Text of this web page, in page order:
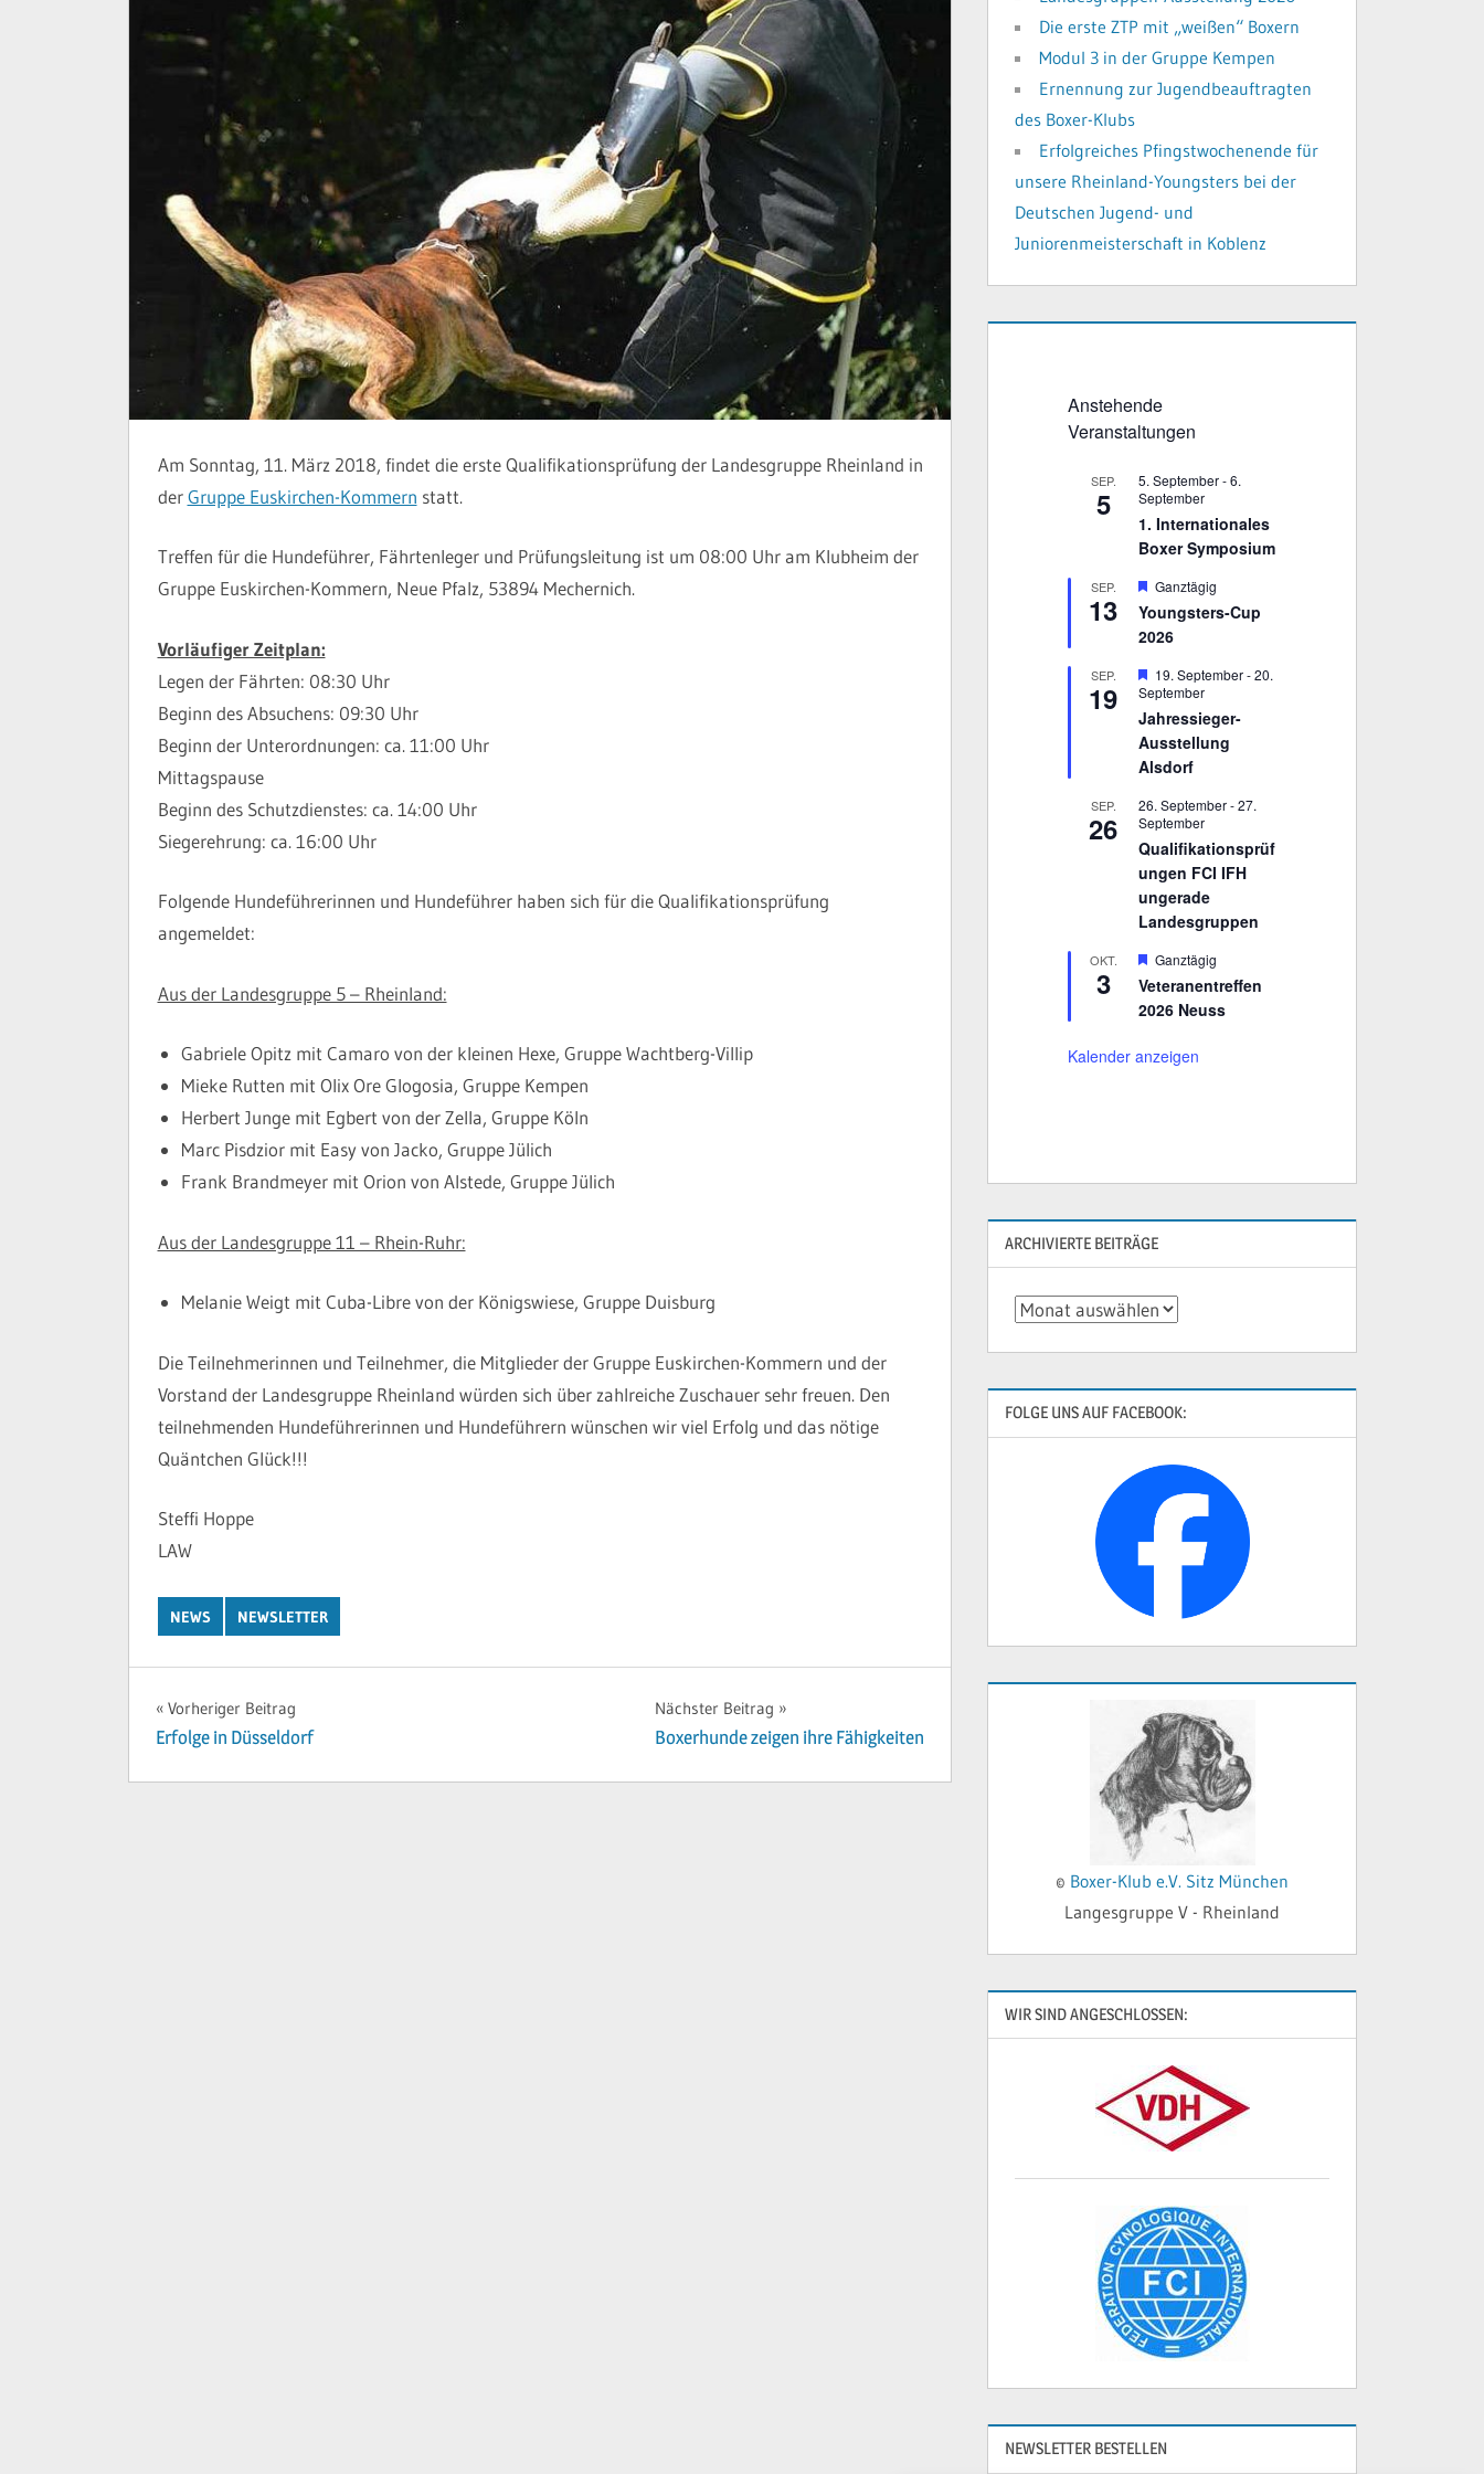
Am Sonntag, 11. März 2018, findet die erste Qualifikationsprüfung der Landesgruppe Rheinland in
derGruppe Euskirchen-Kommern statt.
Treffen für die Hundeführer, Fährtenleger und Prüfungsleitung ist um 08:00 Uhr am Klubheim der
Gruppe Euskirchen-Kommern, Neue Pfalz, 53894 Mechernich.
Vorläufiger Zeitplan:
Legen der Fährten: 08:30 Uhr
Beginn des Absuchens: 09:30 Uhr
Beginn der Unterordnungen: ca. 11:00 Uhr
Mittagspause
Beginn des Schutzdienstes: ca. 14:00 Uhr
Siegerehrung: ca. 16:00 Uhr
Folgende Hundeführerinnen und Hundeführer haben sich für die Qualifikationsprüfung
angemeldet:
Aus der Landesgruppe 5 – Rheinland:
Gabriele Opitz mit Camaro von der kleinen Hexe, Gruppe Wachtberg-Villip
Mieke Rutten mit Olix Ore Glogosia, Gruppe Kempen
Herbert Junge mit Egbert von der Zella, Gruppe Köln
Marc Pisdzior mit Easy von Jacko, Gruppe Jülich
Frank Brandmeyer mit Orion von Alstede, Gruppe Jülich
Aus der Landesgruppe 11 – Rhein-Ruhr:
Melanie Weigt mit Cuba-Libre von der Königswiese, Gruppe Duisburg
Die Teilnehmerinnen und Teilnehmer, die Mitglieder der Gruppe Euskirchen-Kommern und der
Vorstand der Landesgruppe Rheinland würden sich über zahlreiche Zuschauer sehr freuen. Den
teilnehmenden Hundeführerinnen und Hundeführern wünschen wir viel Erfolg und das nötige
Quäntchen Glück!!!
Steffi Hoppe
LAW
NEWS NEWSLETTER
Beitragsnavigation
Vorheriger Beitrag
Erfolge in Düsseldorf
Nächster Beitrag
Boxerhunde zeigen ihre Fähigkeiten
Die erste ZTP mit „weißen“ Boxern
Modul 3 in der Gruppe Kempen
Ernennung zur Jugendbeauftragten
des Boxer-Klubs
Erfolgreiches Pfingstwochenende für
unsere Rheinland-Youngsters bei der
Deutschen Jugend- und
Juniorenmeisterschaft in Koblenz
Anstehende
Veranstaltungen
SEP.
5
5. September-6.
September
1. Internationales
Boxer Symposium
SEP.
13
H
r
v
r
g
e
h
o
b
e
n
Ganztägig
Youngsters-Cup
2026
SEP.
19
H
e
r
v
o
r
g
e
h
o
b
e
n
19. September-20.
September
Jahressieger-
Ausstellung
Alsdorf
SEP.
26
26. September-27.
September
Qualifikationsprüf
ungen FCI IFH
ungerade
Landesgruppen
OKT.
3
H
r
v
g
Ganztägig
Veteranentreffen
2026 Neuss
Kalender anzeigen
ARCHIVIERTE BEITRÄGE
Archivierte
FOLGE UNS AUF FACEBOOK:
© Boxer-Klub e.V. Sitz München
Langesgruppe V - Rheinland
WIR SIND ANGESCHLOSSEN:
NEWSLETTER BESTELLEN